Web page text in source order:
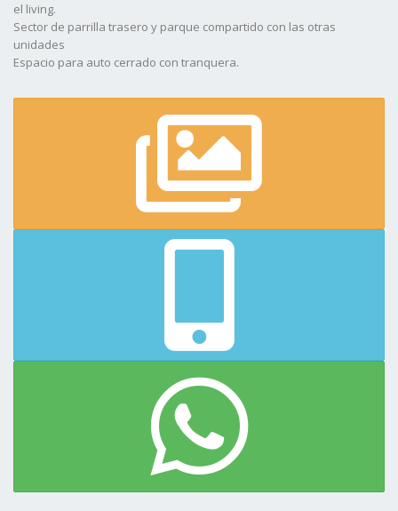
el living.
Sector de parrilla trasero y parque compartido con las otras
unidades
Espacio para auto cerrado con tranquera.